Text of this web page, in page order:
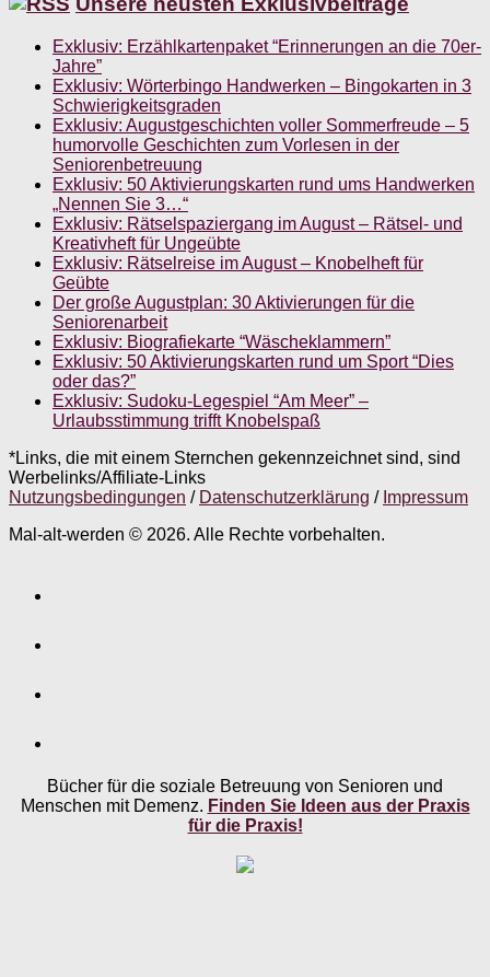
Exklusiv: Erzählkartenpaket “Erinnerungen an die 70er-
Jahre”
Exklusiv: Wörterbingo Handwerken – Bingokarten in 3
Schwierigkeitsgraden
Exklusiv: Augustgeschichten voller Sommerfreude – 5
humorvolle Geschichten zum Vorlesen in der
Seniorenbetreuung
Exklusiv: 50 Aktivierungskarten rund ums Handwerken
„Nennen Sie 3…“
Exklusiv: Rätselspaziergang im August – Rätsel- und
Kreativheft für Ungeübte
Exklusiv: Rätselreise im August – Knobelheft für
Geübte
Der große Augustplan: 30 Aktivierungen für die
Seniorenarbeit
Exklusiv: Biografiekarte “Wäscheklammern”
Exklusiv: 50 Aktivierungskarten rund um Sport “Dies
oder das?”
Exklusiv: Sudoku-Legespiel “Am Meer” –
Urlaubsstimmung trifft Knobelspaß
*Links, die mit einem Sternchen gekennzeichnet sind, sind
Werbelinks/Affiliate-Links
Nutzungsbedingungen / Datenschutzerklärung / Impressum
Mal-alt-werden © 2026. Alle Rechte vorbehalten.
Bücher für die soziale Betreuung von Senioren und
Menschen mit Demenz. Finden Sie Ideen aus der Praxis
für die Praxis!